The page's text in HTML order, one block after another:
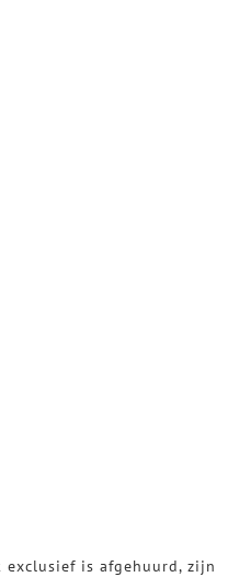
exclusief is afgehuurd, zijn